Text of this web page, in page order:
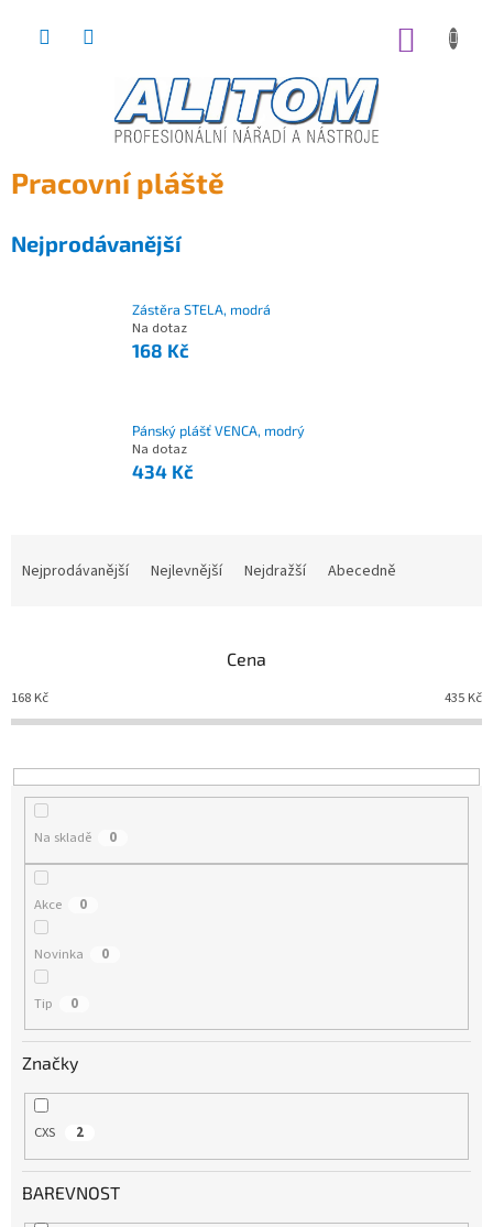
Pracovní pláště
Nejprodávanější
Zástěra STELA, modrá
Na dotaz
168 Kč
Pánský plášť VENCA, modrý
Na dotaz
434 Kč
Ř
í
p
o
Nejprodávanější Nejlevnější Nejdražší Abecedně
Cena
168 Kč 435 Kč
Na skladě 0
Akce 0
Novinka 0
Tip 0
Značky
CXS 2
BAREVNOST